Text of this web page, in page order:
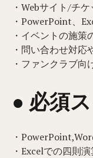
・Webサイト/チ
・PowerPoint、
・イベントの施策
・問い合わせ対
・ファンクラブ
● 必須
・
・Excelでの四則